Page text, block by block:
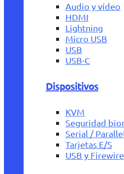
Audio y vídeo
HDMI
Lightning
Micro USB
USB
USB-C
Dispositivos
KVM
Seguridad
Serial / Parallel
Tarjetas E/S
USB y Firewire